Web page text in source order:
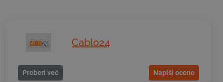
Cablo24
Preberi več Napiši oceno